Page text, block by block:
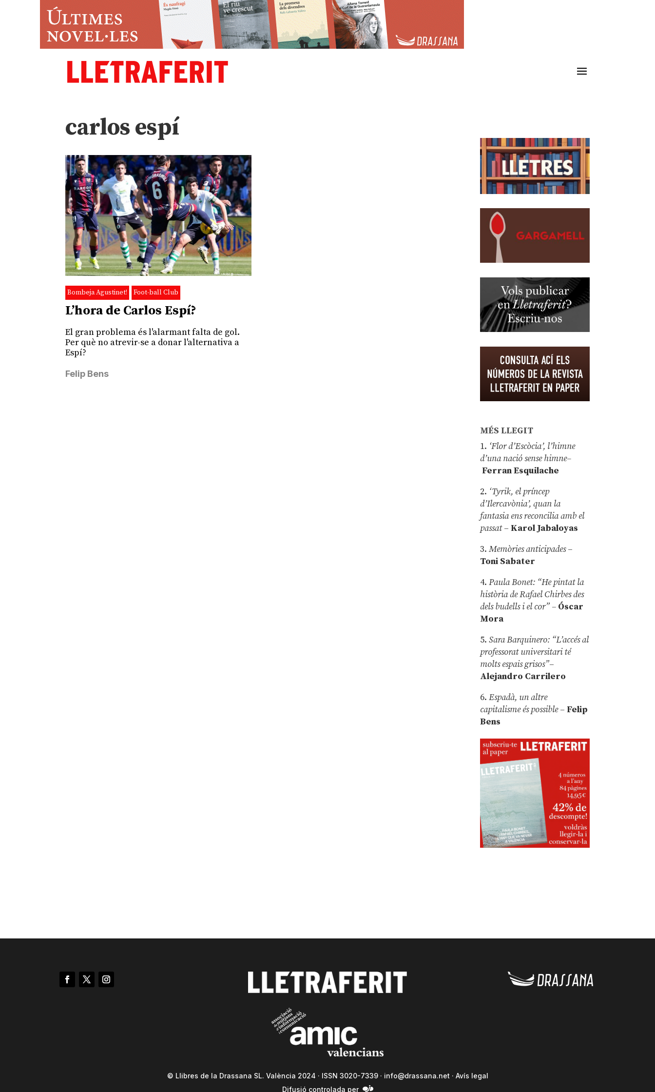
carlos espí
Bombeja Agustinet! Foot-ball Club
L’hora de Carlos Espí?
El gran problema és l'alarmant falta de gol.
Per què no atrevir-se a donar l'alternativa a
Espí?
Felip Bens
MÉS LLEGIT
1. ‘Flor d’Escòcia’, l’himne
d’una nació sense himne–
Ferran Esquilache
2. ‘Tyrik, el príncep
d’Ilercavònia’, quan la
fantasia ens reconcilia amb el
passat– Karol Jabaloyas
3.Memòries anticipades–
Toni Sabater
4.Paula Bonet: “He pintat la
història de Rafael Chirbes des
dels budells i el cor” – Óscar
Mora
5.Sara Barquinero: “L’accés al
professorat universitari té
molts espais grisos”–
Alejandro Carrilero
6.Espadà, un altre
capitalisme és possible – Felip
Bens
© Llibres de la Drassana SL. València 2024 · ISSN 3020-7339 · info@drassana.net · Avís legal
Difusió controlada per